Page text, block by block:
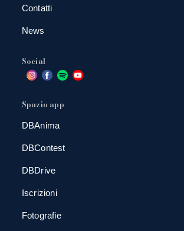
Contatti
News
Social
Spazio app
DBAnima
DBContest
DBDrive
Iscrizioni
Fotografie